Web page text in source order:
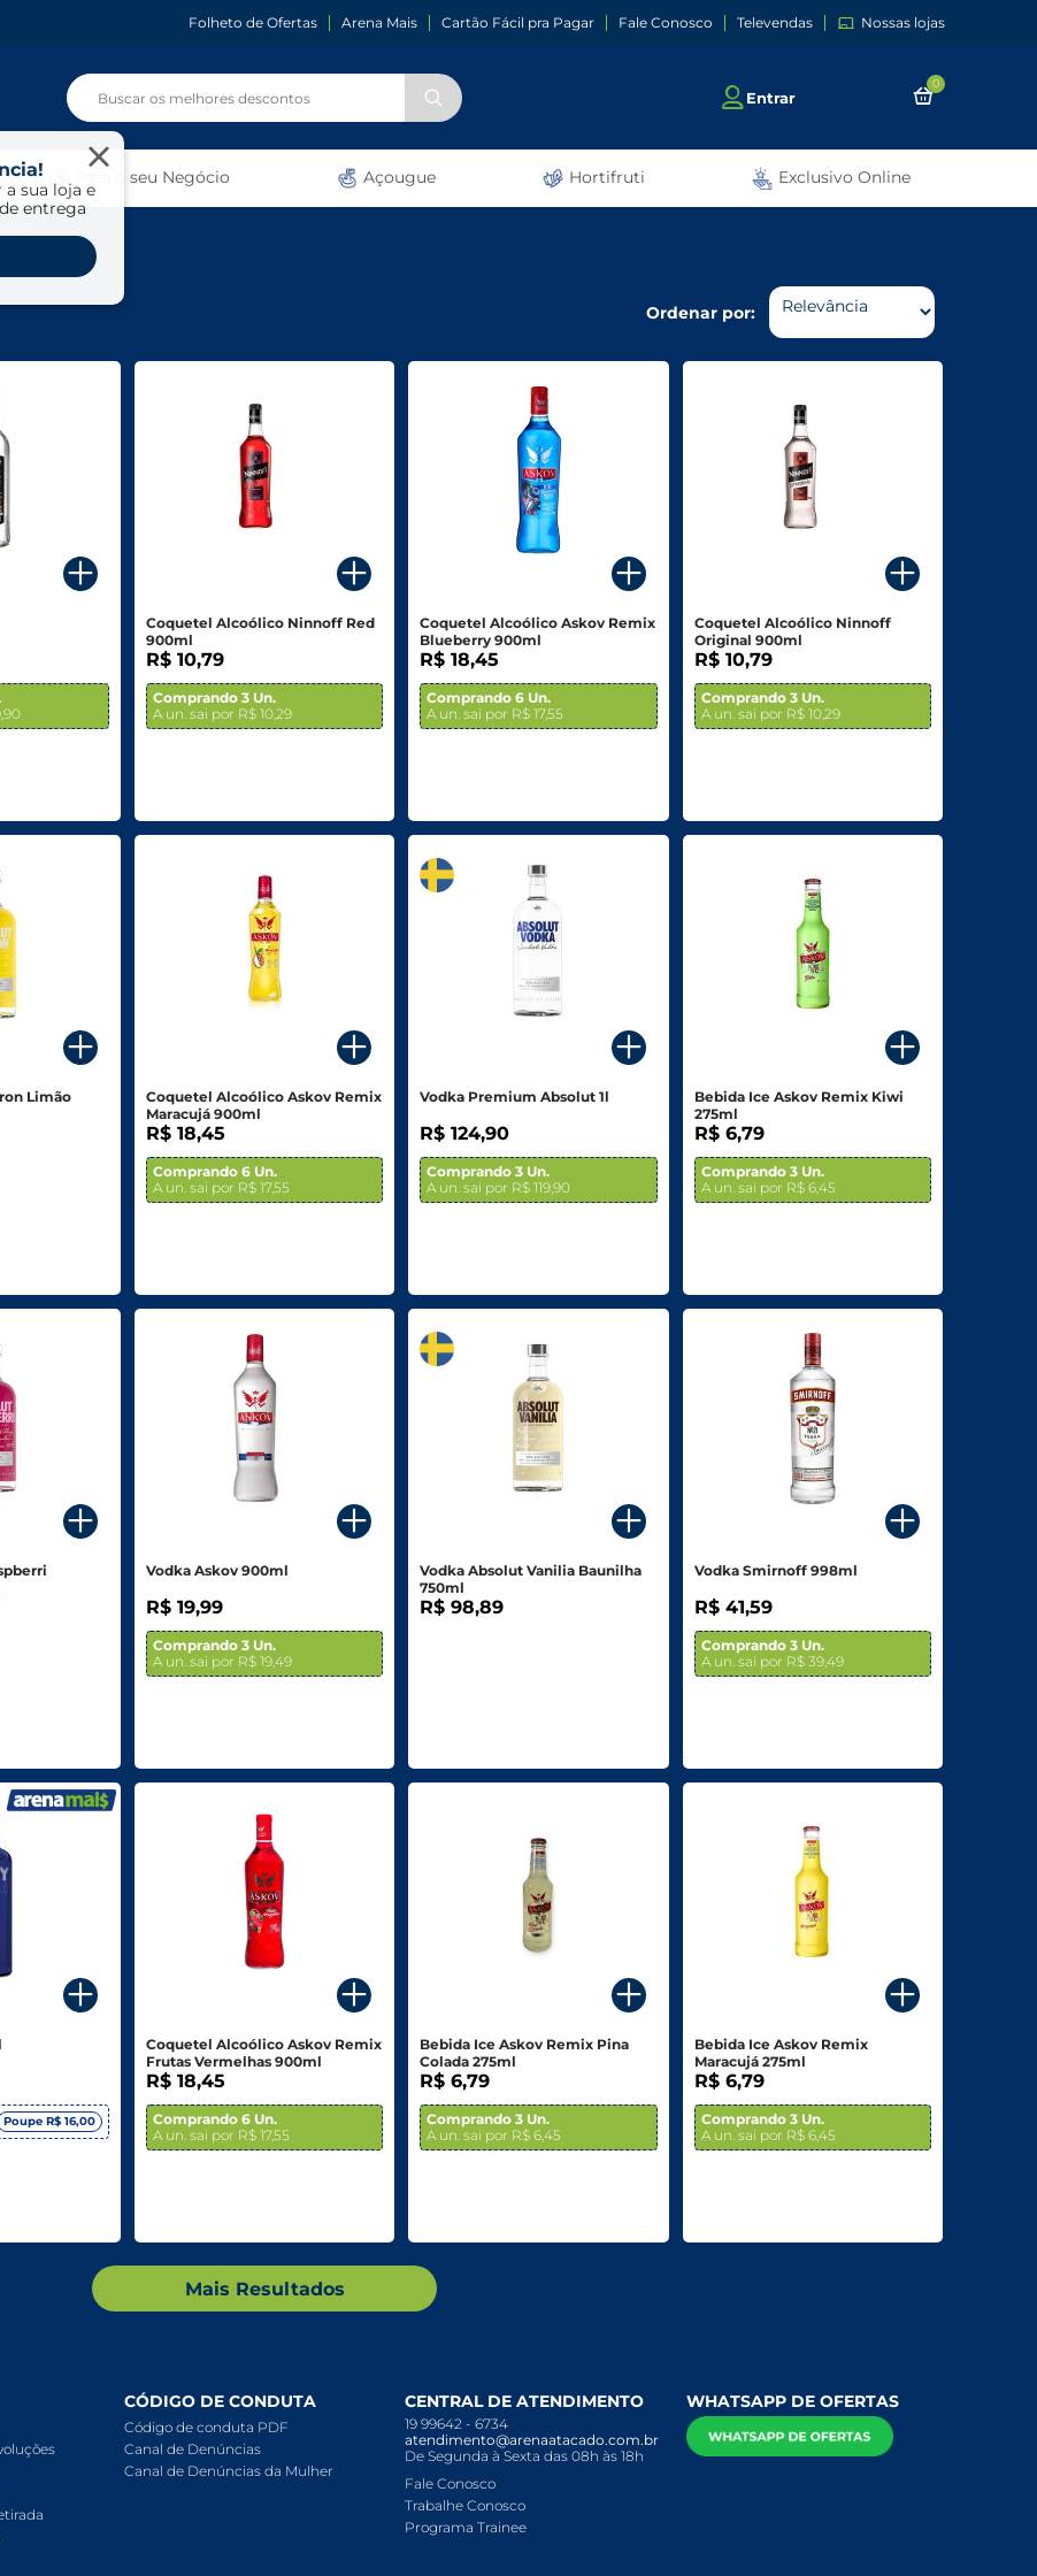
Folheto de Ofertas Arena Mais Cartão Fácil pra Pagar Fale Conosco Televendas Nossas lojas
a sua loja e
entrega
Entrar
0
Para o seu Negócio Açougue Hortifruti Exclusivo Online
Ordenar por:
Coquetel Alcoólico Ninnoff Red
900ml
R$ 10,79
Comprando 3 Un.
A un. sai por R$ 10,29
Coquetel Alcoólico Askov Remix
Blueberry 900ml
R$ 18,45
Comprando 6 Un.
A un. sai por R$ 17,55
Coquetel Alcoólico Ninnoff
Original 900ml
R$ 10,79
Comprando 3 Un.
A un. sai por R$ 10,29
Limão
Coquetel Alcoólico Askov Remix
Maracujá 900ml
R$ 18,45
Comprando 6 Un.
A un. sai por R$ 17,55
Vodka Premium Absolut 1l
R$ 124,90
Comprando 3 Un.
A un. sai por R$ 119,90
Bebida Ice Askov Remix Kiwi
275ml
R$ 6,79
Comprando 3 Un.
A un. sai por R$ 6,45
Vodka Askov 900ml
R$ 19,99
Comprando 3 Un.
A un. sai por R$ 19,49
Vodka Absolut Vanilia Baunilha
750ml
R$ 98,89
Vodka Smirnoff 998ml
R$ 41,59
Comprando 3 Un.
A un. sai por R$ 39,49
Poupe R$ 16,00
Coquetel Alcoólico Askov Remix
Frutas Vermelhas 900ml
R$ 18,45
Comprando 6 Un.
A un. sai por R$ 17,55
Bebida Ice Askov Remix Pina
Colada 275ml
R$ 6,79
Comprando 3 Un.
A un. sai por R$ 6,45
Bebida Ice Askov Remix
Maracujá 275ml
R$ 6,79
Comprando 3 Un.
A un. sai por R$ 6,45
Mais Resultados
CÓDIGO DE CONDUTA
Código de conduta PDF
Canal de Denúncias
Canal de Denúncias da Mulher
CENTRAL DE ATENDIMENTO
19 99642 - 6734
atendimento@arenaatacado.com.br
De Segunda à Sexta das 08h às 18h
Fale Conosco
Trabalhe Conosco
Programa Trainee
WHATSAPP DE OFERTAS